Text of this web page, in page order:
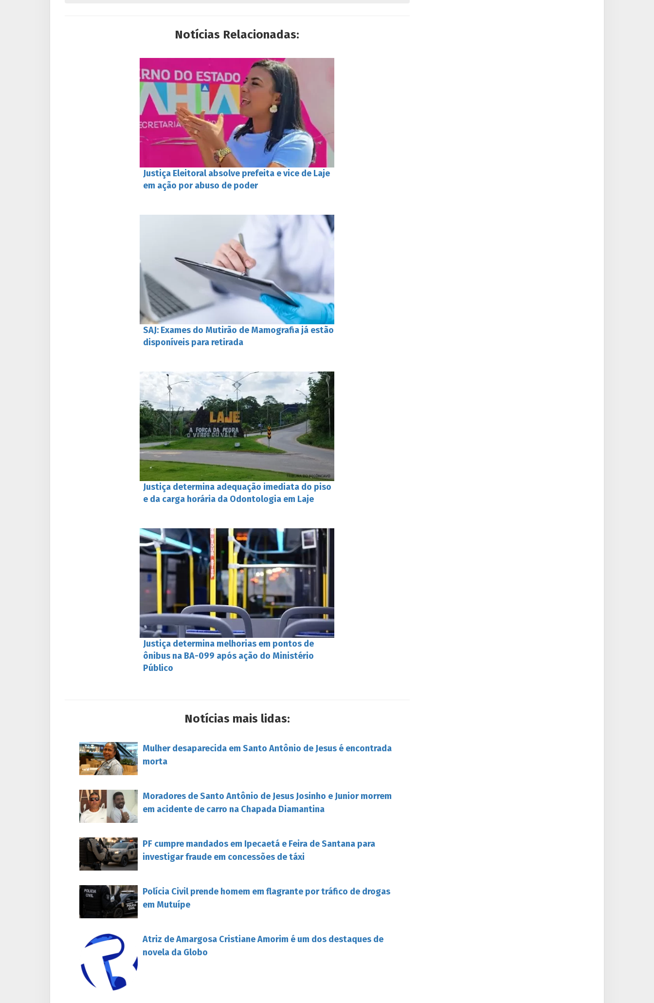
Notícias Relacionadas:
Justiça Eleitoral absolve prefeita e vice de Laje
em ação por abuso de poder
SAJ: Exames do Mutirão de Mamografia já estão
disponíveis para retirada
Justiça determina adequação imediata do piso
e da carga horária da Odontologia em Laje
Justiça determina melhorias em pontos de
ônibus na BA-099 após ação do Ministério
Público
Notícias mais lidas:
Mulher desaparecida em Santo Antônio de Jesus é encontrada
morta
Moradores de Santo Antônio de Jesus Josinho e Junior morrem
em acidente de carro na Chapada Diamantina
PF cumpre mandados em Ipecaetá e Feira de Santana para
investigar fraude em concessões de táxi
Polícia Civil prende homem em flagrante por tráfico de drogas
em Mutuípe
Atriz de Amargosa Cristiane Amorim é um dos destaques de
novela da Globo